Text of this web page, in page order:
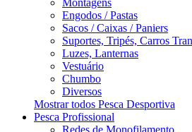
Montagens
Engodos / Pastas
Sacos / Caixas / Paniers
Suportes, Tripés, Carros
Luzes, Lanternas
Vestuário
Chumbo
Diversos
Mostrar todos Pesca Desportiva
Pesca Profissional
Redes de Monofilamento